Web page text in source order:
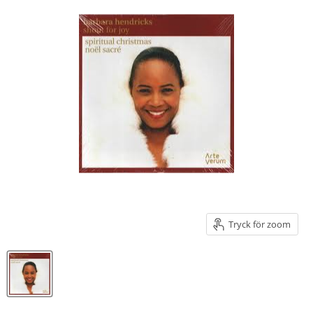
Tryck för zoom